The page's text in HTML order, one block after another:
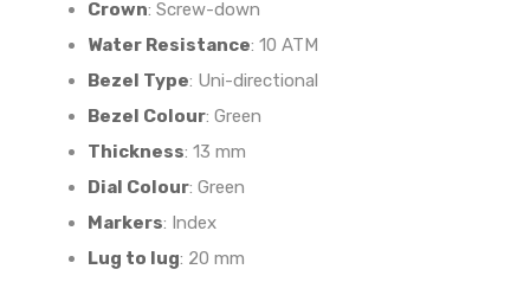
Crown: Screw-down
Water Resistance: 10 ATM
Bezel Type: Uni-directional
Bezel Colour: Green
Thickness: 13 mm
Dial Colour: Green
Markers: Index
Lug to lug: 20 mm